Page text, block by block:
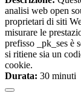
analisi web open
proprietari di siti
misurare le
prefisso _pk_ses è
si ritiene sia un
cookie.
Durata: 30 minuti